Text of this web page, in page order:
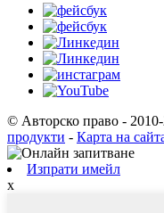
© Авторско право -
продукти - Карта на
Изпрати имейл
x